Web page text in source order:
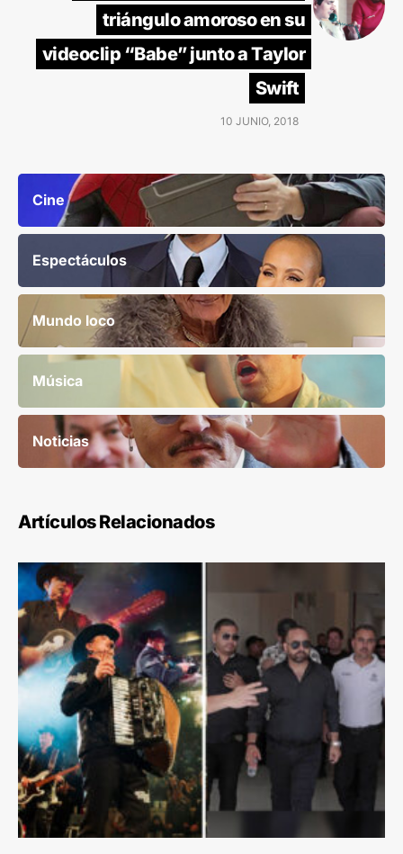
triángulo amoroso en su
videoclip “Babe” junto a Taylor
Swift
10 JUNIO, 2018
Cine
Espectáculos
Mundo loco
Música
Noticias
Artículos Relacionados